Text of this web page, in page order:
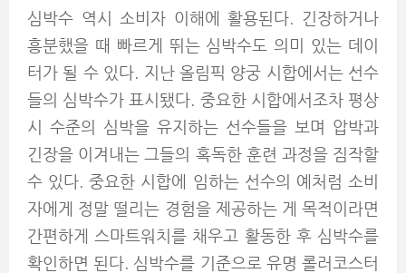
심박수 역시 소비자 이해에 활용된다. 긴장하거나
흥분했을 때 빠르게 뛰는 심박수도 의미 있는 데이
터가 될 수 있다. 지난 올림픽 양궁 시합에서는 선수
들의 심박수가 표시됐다. 중요한 시합에서조차 평상
시 수준의 심박을 유지하는 선수들을 보며 압박과
긴장을 이겨내는 그들의 혹독한 훈련 과정을 짐작할
수 있다. 중요한 시합에 임하는 선수의 예처럼 소비
자에게 정말 떨리는 경험을 제공하는 게 목적이라면
간편하게 스마트워치를 채우고 활동한 후 심박수를
확인하면 된다. 심박수를 기준으로 유명 롤러코스터